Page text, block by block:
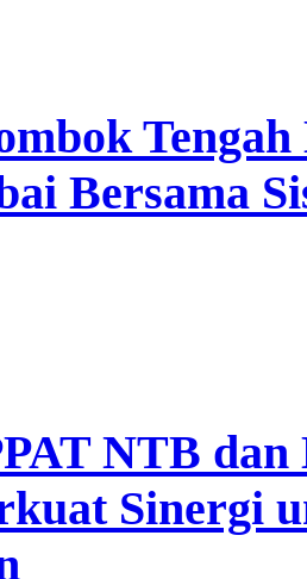
Bersama
NTB
Sinergi